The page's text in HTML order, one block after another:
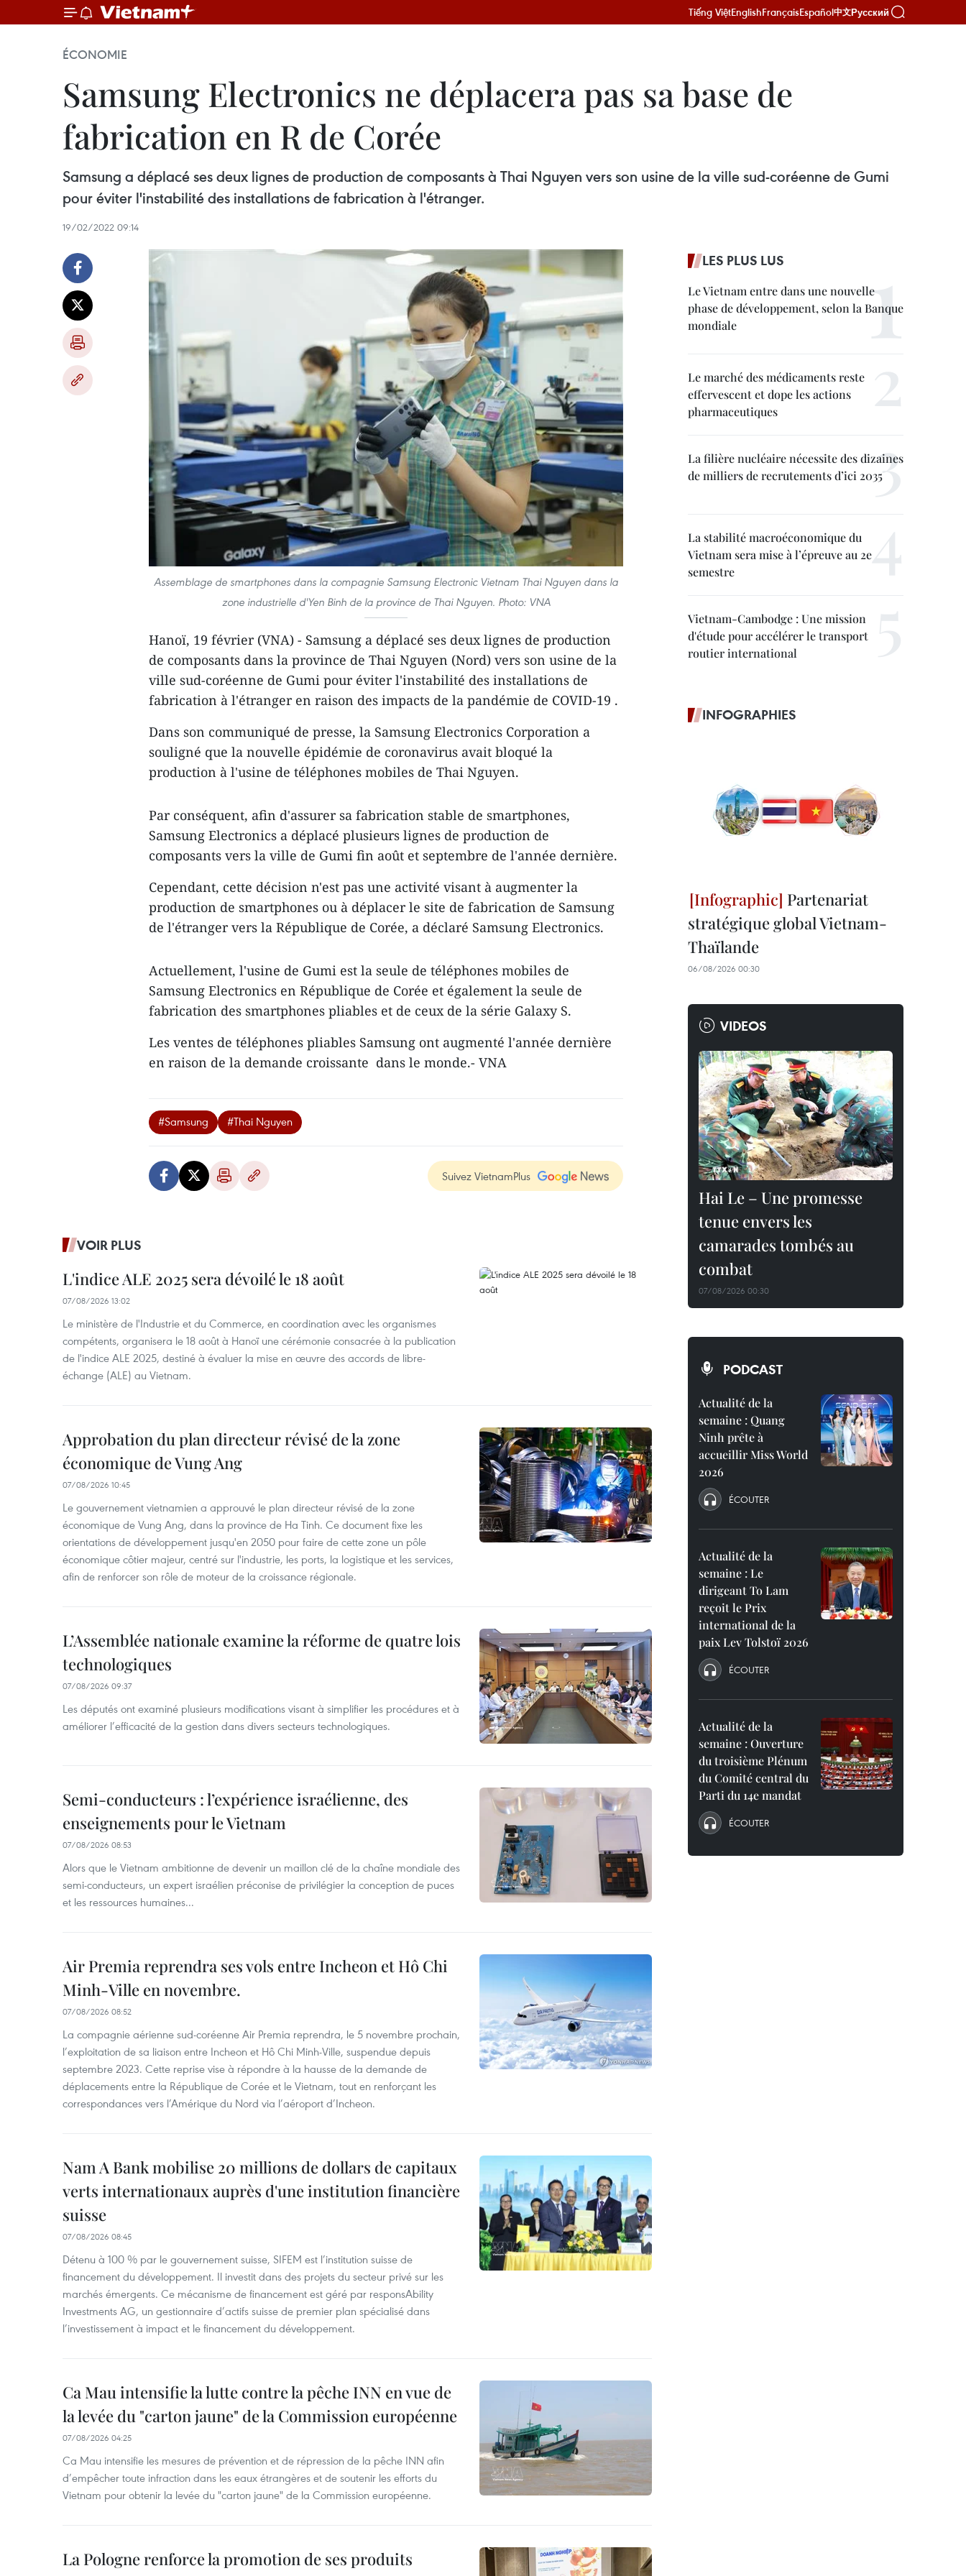
Tiếng ViệtEnglishFrançaisEspañol中文Русский
ÉCONOMIE
Samsung Electronics ne déplacera pas sa base de
fabrication en R de Corée
Samsung a déplacé ses deux lignes de production de composants à Thai Nguyen vers son usine de la ville sud-coréenne de Gumi
pour éviter l'instabilité des installations de fabrication à l'étranger.
19/02/2022 09:14
Assemblage de smartphones dans la compagnie Samsung Electronic Vietnam Thai Nguyen dans la
zone industrielle d'Yen Binh de la province de Thai Nguyen. Photo: VNA
Hanoï, 19 février (VNA) - Samsung a déplacé ses deux lignes de production
de composants dans la province de Thai Nguyen (Nord) vers son usine de la
ville sud-coréenne de Gumi pour éviter l'instabilité des installations de
fabrication à l'étranger en raison des impacts de la pandémie de COVID-19 .
Dans son communiqué de presse, la Samsung Electronics Corporation a
souligné que la nouvelle épidémie de coronavirus avait bloqué la
production à l'usine de téléphones mobiles de Thai Nguyen.
Par conséquent, afin d'assurer sa fabrication stable de smartphones,
Samsung Electronics a déplacé plusieurs lignes de production de
composants vers la ville de Gumi fin août et septembre de l'année dernière.
Cependant, cette décision n'est pas une activité visant à augmenter la
production de smartphones ou à déplacer le site de fabrication de Samsung
de l'étranger vers la République de Corée, a déclaré Samsung Electronics.
Actuellement, l'usine de Gumi est la seule de téléphones mobiles de
Samsung Electronics en République de Corée et également la seule de
fabrication des smartphones pliables et de ceux de la série Galaxy S.
Les ventes de téléphones pliables Samsung ont augmenté l'année dernière
en raison de la demande croissante dans le monde.- VNA
#Samsung #Thai Nguyen
Suivez VietnamPlus
VOIR PLUS
L'indice ALE 2025 sera dévoilé le 18 août
07/08/2026 13:02
Le ministère de l'Industrie et du Commerce, en coordination avec les organismes
compétents, organisera le 18 août à Hanoï une cérémonie consacrée à la publication
de l'indice ALE 2025, destiné à évaluer la mise en œuvre des accords de libre-
échange (ALE) au Vietnam.
Approbation du plan directeur révisé de la zone
économique de Vung Ang
07/08/2026 10:45
Le gouvernement vietnamien a approuvé le plan directeur révisé de la zone
économique de Vung Ang, dans la province de Ha Tinh. Ce document fixe les
orientations de développement jusqu'en 2050 pour faire de cette zone un pôle
économique côtier majeur, centré sur l'industrie, les ports, la logistique et les services,
afin de renforcer son rôle de moteur de la croissance régionale.
L’Assemblée nationale examine la réforme de quatre lois
technologiques
07/08/2026 09:37
Les députés ont examiné plusieurs modifications visant à simplifier les procédures et à
améliorer l’efficacité de la gestion dans divers secteurs technologiques.
Semi-conducteurs : l’expérience israélienne, des
enseignements pour le Vietnam
07/08/2026 08:53
Alors que le Vietnam ambitionne de devenir un maillon clé de la chaîne mondiale des
semi-conducteurs, un expert israélien préconise de privilégier la conception de puces
et les ressources humaines...
Air Premia reprendra ses vols entre Incheon et Hô Chi
Minh-Ville en novembre.
07/08/2026 08:52
La compagnie aérienne sud-coréenne Air Premia reprendra, le 5 novembre prochain,
l’exploitation de sa liaison entre Incheon et Hô Chi Minh-Ville, suspendue depuis
septembre 2023. Cette reprise vise à répondre à la hausse de la demande de
déplacements entre la République de Corée et le Vietnam, tout en renforçant les
correspondances vers l’Amérique du Nord via l’aéroport d’Incheon.
Nam A Bank mobilise 20 millions de dollars de capitaux
verts internationaux auprès d'une institution financière
suisse
07/08/2026 08:45
Détenu à 100 % par le gouvernement suisse, SIFEM est l’institution suisse de
financement du développement. Il investit dans des projets du secteur privé sur les
marchés émergents. Ce mécanisme de financement est géré par responsAbility
Investments AG, un gestionnaire d’actifs suisse de premier plan spécialisé dans
l’investissement à impact et le financement du développement.
Ca Mau intensifie la lutte contre la pêche INN en vue de
la levée du "carton jaune" de la Commission européenne
07/08/2026 04:25
Ca Mau intensifie les mesures de prévention et de répression de la pêche INN afin
d’empêcher toute infraction dans les eaux étrangères et de soutenir les efforts du
Vietnam pour obtenir la levée du "carton jaune" de la Commission européenne.
La Pologne renforce la promotion de ses produits
LES PLUS LUS
Le Vietnam entre dans une nouvelle
phase de développement, selon la Banque
mondiale
Le marché des médicaments reste
effervescent et dope les actions
pharmaceutiques
La filière nucléaire nécessite des dizaines
de milliers de recrutements d’ici 2035
La stabilité macroéconomique du
Vietnam sera mise à l’épreuve au 2e
semestre
Vietnam-Cambodge : Une mission
d'étude pour accélérer le transport
routier international
INFOGRAPHIES
Partenariat
stratégique global Vietnam-
Thaïlande
06/08/2026 00:30
VIDEOS
Hai Le – Une promesse
tenue envers les
camarades tombés au
combat
07/08/2026 00:30
PODCAST
Actualité de la
semaine : Quang
Ninh prête à
accueillir Miss World
2026
ÉCOUTER
Actualité de la
semaine : Le
dirigeant To Lam
reçoit le Prix
international de la
paix Lev Tolstoï 2026
ÉCOUTER
Actualité de la
semaine : Ouverture
du troisième Plénum
du Comité central du
Parti du 14e mandat
ÉCOUTER